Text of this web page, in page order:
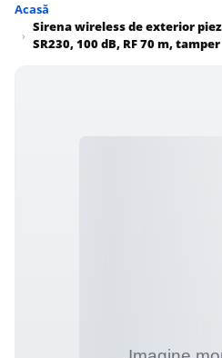
Acasă
Sirena wireless de exterior
SR230, 100 dB, RF 70 m, tamper